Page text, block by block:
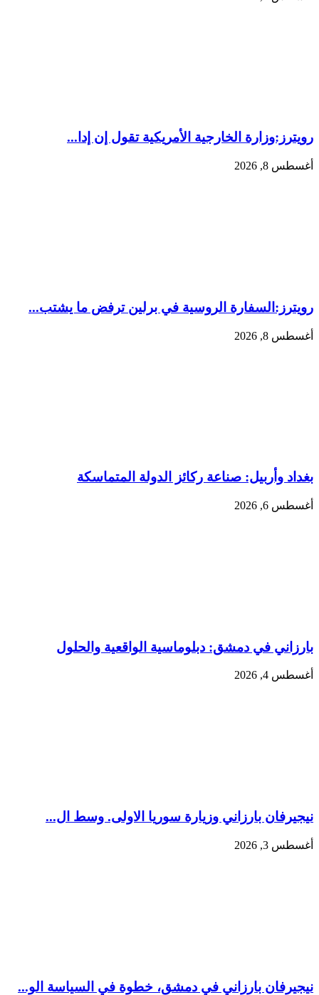
رويترز:‏وزارة الخارجية ‌الأمريكية تقول إن إدا...
أغسطس 8, 2026
رويترز:‏السفارة الروسية في برلين ترفض ما يشتب...
أغسطس 8, 2026
بغداد وأربيل: صناعة ركائز الدولة المتماسكة
أغسطس 6, 2026
بارزاني في دمشق: دبلوماسية الواقعية والحلول
أغسطس 4, 2026
نيجيرفان بارزاني وزيارة سوريا الاولى. وسط ال...
أغسطس 3, 2026
نيجيرفان بارزاني في دمشق، خطوة في السياسة الو...